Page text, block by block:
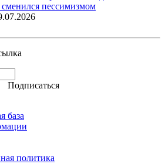
пессимизмом
Подписаться
база
политика